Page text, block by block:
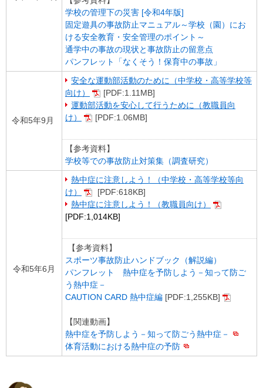
学校の管理下の災害 [令和4年版]
固定遊具の事故防止マニュアル～学校（園）にお
ける安全教育・安全管理のポイント～
通学中の事故の現状と事故防止の留意点
パンフレット「なくそう！保育中の事故」
令和5年9月
安全な運動部活動のために（中学校・高等学校等
向け）
[PDF:1.11MB]
運動部活動を安心して行うために（教職員向
け）
[PDF:1.06MB]
【参考資料】
学校等での事故防止対策集（調査研究）
令和5年6月
熱中症に注意しよう！（中学校・高等学校等向
け）
[PDF:618KB]
熱中症に注意しよう！（教職員向け）
[PDF:1,014KB]
【参考資料】
スポーツ事故防止ハンドブック（解説編）
パンフレット 熱中症を予防しよう－知って防ご
う熱中症－
CAUTION CARD 熱中症編 [PDF:1,255KB]
【関連動画】
熱中症を予防しよう－知って防ごう熱中症－
体育活動における熱中症の予防